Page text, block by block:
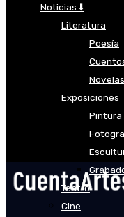
Noticias ⬇️
Literatura
Poesía
Novelas
Exposiciones
Pintura
Teatro
Cine